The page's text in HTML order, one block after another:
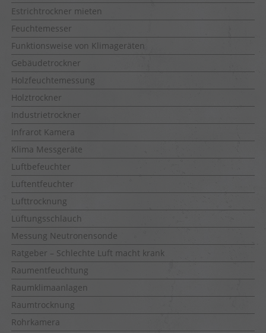
Estrichtrockner mieten
Feuchtemesser
Funktionsweise von Klimageräten
Gebäudetrockner
Holzfeuchtemessung
Holztrockner
Industrietrockner
Infrarot Kamera
Klima Messgeräte
Luftbefeuchter
Luftentfeuchter
Lufttrocknung
Lüftungsschlauch
Messung Neutronensonde
Ratgeber – Schlechte Luft macht krank
Raumentfeuchtung
Raumklimaanlagen
Raumtrocknung
Rohrkamera